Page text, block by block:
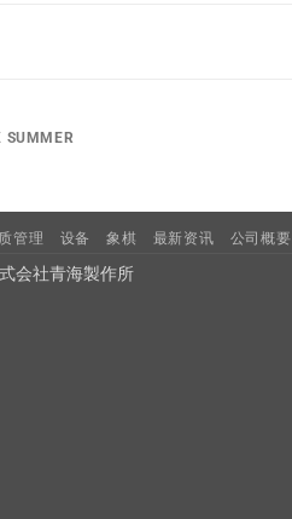
SUMMER
管理 设备 象棋 最新资讯 公司概要
会社青海製作所